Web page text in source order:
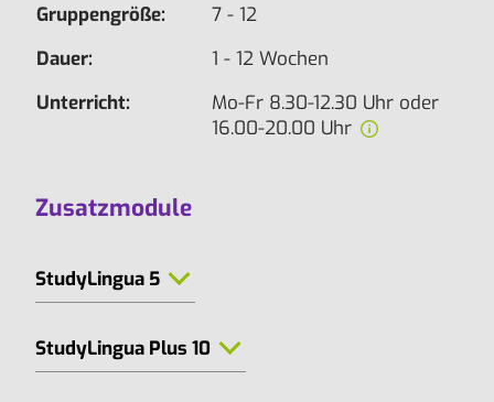
Gruppengröße:
7 - 12
Dauer:
1 - 12 Wochen
Unterricht:
Mo-Fr 8.30-12.30 Uhr oder
16.00-20.00 Uhr
Zusatzmodule
StudyLingua 5
StudyLingua Plus 10